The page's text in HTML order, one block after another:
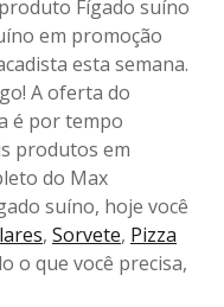
Fígado suíno
em promoção
esta semana.
A oferta do
é por tempo
produtos em
do Max
suíno, hoje você
, Sorvete, Pizza
o que você precisa,